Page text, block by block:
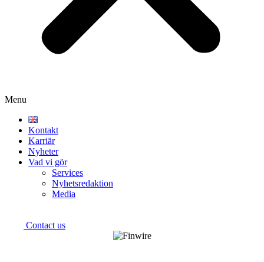
Menu
Kontakt
Karriär
Nyheter
Vad vi gör
Services
Nyhetsredaktion
Media
Contact us